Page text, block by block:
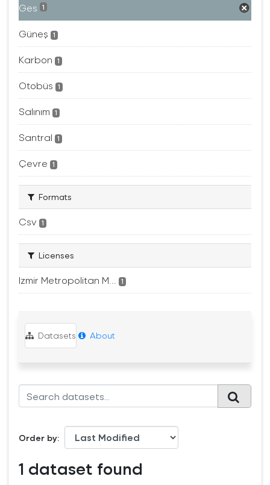
Ges 1
Güneş 1
Karbon 1
Otobüs 1
Salınım 1
Santral 1
Çevre 1
Formats
Csv 1
Licenses
Izmir Metropolitan M... 1
Datasets About
Order by
1 dataset found